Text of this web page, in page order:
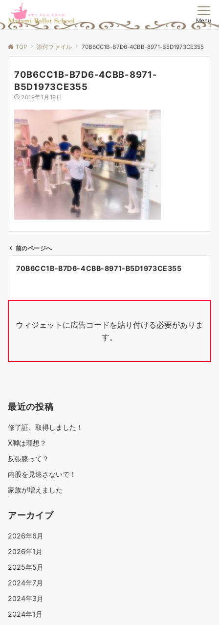
Menu
TOP 添付ファイル 70B6CC1B-B7D6-4CBB-8971-B5D1973CE355
70B6CC1B-B7D6-4CBB-8971-
B5D1973CE355
2019年1月19日
投
ゲ
シ
前のページへ
70B6CC1B-B7D6-4CBB-8971-B5D1973CE355
ウィジェットに広告コードを貼り付ける必要がありま
す。
最近の投稿
修了証、取得しました！
X脚は理想？
反張膝って？
内股を見逃さないで！
家族が増えました
アーカイブ
2026年6月
2026年1月
2025年5月
2024年7月
2024年3月
2024年1月